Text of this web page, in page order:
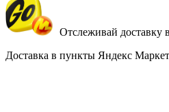
Отслеживай доставку
Доставка в пункты Яндекс Маркет